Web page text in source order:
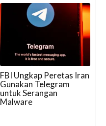
FBI Ungkap Peretas Iran
Gunakan Telegram
untuk Serangan
Malware